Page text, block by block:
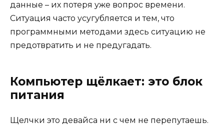
данные – их потеря уже вопрос времени.
Ситуация часто усугубляется и тем, что
программными методами здесь ситуацию не
предотвратить и не предугадать.
Компьютер щёлкает: это блок
питания
Щелчки это девайса ни с чем не перепутаешь.